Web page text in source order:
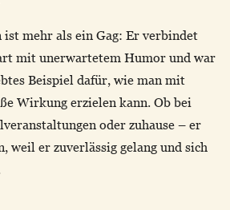
ist mehr als ein Gag: Er verbindet
mit unerwartetem Humor und war
Beispiel dafür, wie man mit
Wirkung erzielen kann. Ob bei
oder zuhause – er
weil er zuverlässig gelang und sich